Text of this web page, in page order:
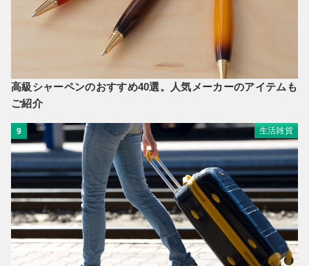
高級シャーペンのおすすめ40選。人気メーカーのアイテムも
ご紹介
9 生活雑貨